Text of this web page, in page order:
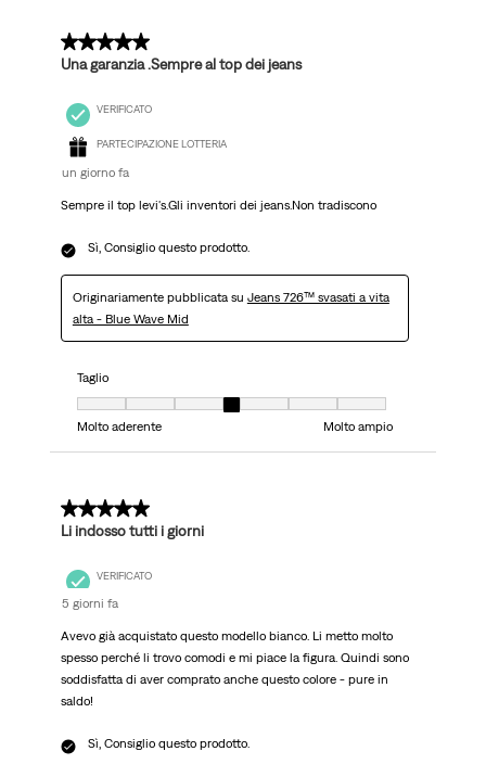
5 su 5 stelle.
Una garanzia .Sempre al top dei jeans
VERIFICATO
PARTECIPAZIONE LOTTERIA
un giorno fa
Sempre il top levi's.Gli inventori dei jeans.Non tradiscono
Sì, Consiglio questo prodotto.
Originariamente pubblicata su Jeans 726™ svasati a vita
alta - Blue Wave Mid
Taglio
Taglio, 4 su 7, dove 1 è uguale a Molto aderente e 7 è uguale a Molto
Molto aderente
Molto ampio
5 su 5 stelle.
Li indosso tutti i giorni
VERIFICATO
5 giorni fa
Avevo già acquistato questo modello bianco. Li metto molto
spesso perché li trovo comodi e mi piace la figura. Quindi sono
soddisfatta di aver comprato anche questo colore - pure in
saldo!
Sì, Consiglio questo prodotto.